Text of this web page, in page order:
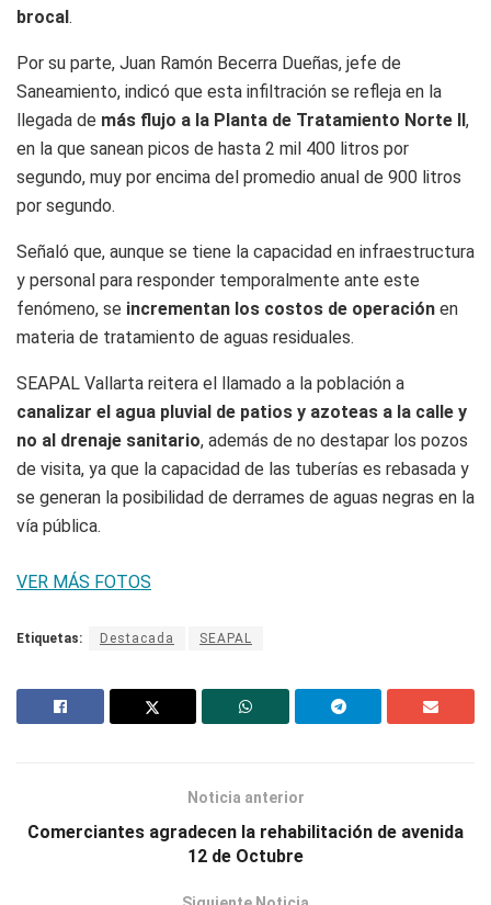
brocal.
Por su parte, Juan Ramón Becerra Dueñas, jefe de
Saneamiento, indicó que esta infiltración se refleja en la
llegada de más flujo a la Planta de Tratamiento Norte II,
en la que sanean picos de hasta 2 mil 400 litros por
segundo, muy por encima del promedio anual de 900 litros
por segundo.
Señaló que, aunque se tiene la capacidad en infraestructura
y personal para responder temporalmente ante este
fenómeno, se incrementan los costos de operación en
materia de tratamiento de aguas residuales.
SEAPAL Vallarta reitera el llamado a la población a
canalizar el agua pluvial de patios y azoteas a la calle y
no al drenaje sanitario, además de no destapar los pozos
de visita, ya que la capacidad de las tuberías es rebasada y
se generan la posibilidad de derrames de aguas negras en la
vía pública.
VER MÁS FOTOS
Etiquetas: Destacada SEAPAL
Noticia anterior
Comerciantes agradecen la rehabilitación de avenida
12 de Octubre